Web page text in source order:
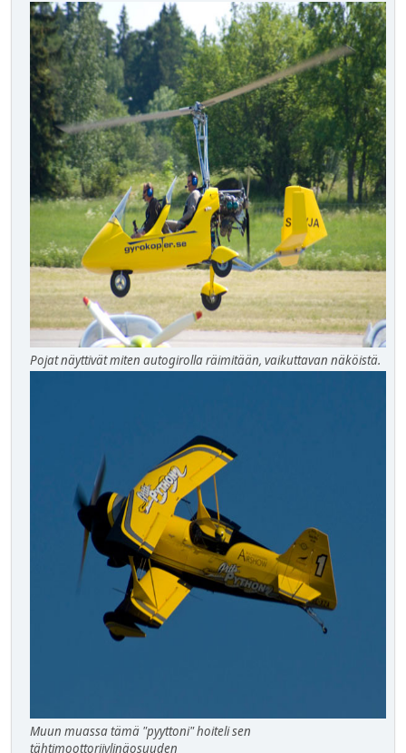
Pojat näyttivät miten autogirolla räimitään, vaikuttavan näköistä.
Muun muassa tämä "pyyttoni" hoiteli sen
tähtimoottorijylinäosuuden